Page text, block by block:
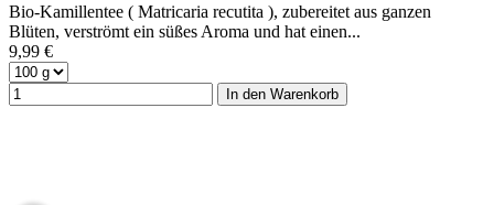
Bio-Kamillentee ( Matricaria recutita ), zubereitet aus ganzen
Blüten, verströmt ein süßes Aroma und hat einen...
9,99 €
In den Warenkorb